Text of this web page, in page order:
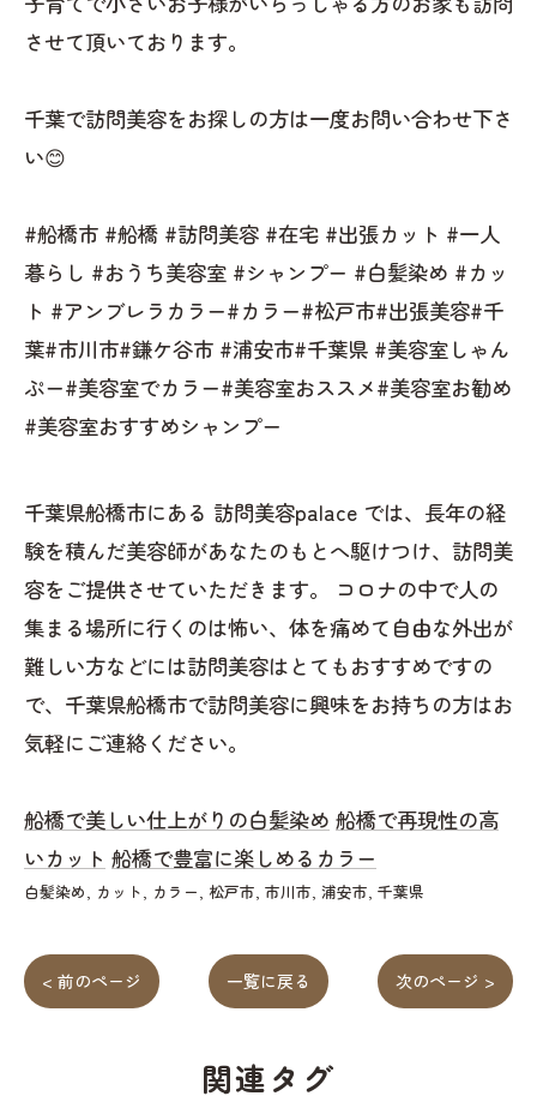
させて頂いております。
千葉で訪問美容をお探しの方は一度お問い合わせ下さ
い😊
#船橋市 #船橋 #訪問美容 #在宅 #出張カット #一人
暮らし #おうち美容室 #シャンプー #白髪染め #カッ
ト #アンブレラカラー#カラー#松戸市#出張美容#千
葉#市川市#鎌ケ谷市 #浦安市#千葉県 #美容室しゃん
ぷー#美容室でカラー#美容室おススメ#美容室お勧め
#美容室おすすめシャンプー
千葉県船橋市にある 訪問美容palace では、長年の経
験を積んだ美容師があなたのもとへ駆けつけ、訪問美
容をご提供させていただきます。 コロナの中で人の
集まる場所に行くのは怖い、体を痛めて自由な外出が
難しい方などには訪問美容はとてもおすすめですの
で、千葉県船橋市で訪問美容に興味をお持ちの方はお
気軽にご連絡ください。
船橋で美しい仕上がりの白髪染め 船橋で再現性の高
いカット 船橋で豊富に楽しめるカラー
白髪染め カット カラー 松戸市 市川市 浦安市 千葉県
< 前のページ 一覧に戻る 次のページ >
関連タグ